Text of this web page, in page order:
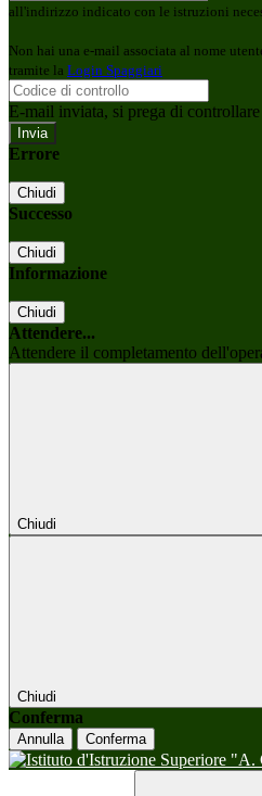
all'indirizzo indicato con le istruzioni
Non hai una e-mail associata al nome
tramite la Login Spaggiari
E-mail inviata, si prega di
Errore
Chiudi
Successo
Chiudi
Informazione
Chiudi
Attendere...
Attendere il completamento
Chiudi
Chiudi
Conferma
Annulla Conferma